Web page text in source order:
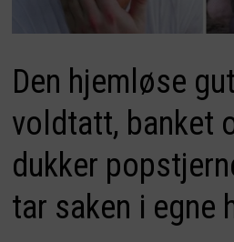
Den hjemløse
voldtatt, banket
dukker
tar saken i egne